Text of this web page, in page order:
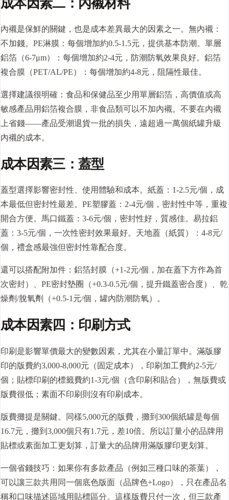
成本因素二：內襯材料
內襯是保鮮的關鍵，也是成本差異最大的因素之一。無內襯：
不加錢。PE淋膜：每個增加約0.5-1.5元，提供基本防潮。單層
鋁箔（6-7μm）：每個增加約2-4元，防潮防氧效果良好。鋁箔
複合膜（PET/AL/PE）：每個增加約4-8元，阻隔性最佳。
選擇建議很明確：食品和保健品至少用單層鋁箔，高價值或高
敏感產品用鋁箔複合膜，非食品類可以不加內襯。不要在內襯
上省錢——產品受潮退貨一批的損失，遠超過一萬個紙罐升級
內襯的成本。
成本因素三：蓋型
蓋型選擇影響密封性、使用體驗和成本。紙蓋：1-2.5元/個，成
本最低但密封性最差。PE塑膠蓋：2-4元/個，密封性中等，重複
開合方便。馬口鐵蓋：3-6元/個，密封性好，質感佳。易拉鋁
蓋：3-5元/個，一次性密封效果最好。天地蓋（紙質）：4-8元/
個，禮盒感最強但密封性靠配合度。
還可以搭配附加件：鋁箔封膜（+1-2元/個，加在蓋下方作為首
次密封）、PE密封墊圈（+0.3-0.5元/個，提升鐵蓋密合度）、乾
燥劑/脫氧劑（+0.5-1元/個，罐內防潮防氧）。
成本因素四：印刷方式
印刷是影響單價最大的變數因素，尤其在小量訂單中。滿版膠
印的版費約3,000-8,000元（固定成本），印刷加工費約2-5元/
個；貼標印刷的標籤費約1-3元/個（含印刷和貼合），無版費或
版費很低；素面不印刷則沒有印刷成本。
版費攤提是關鍵。同樣5,000元的版費，攤到300個紙罐是每個
16.7元，攤到3,000個只有1.7元，差10倍。所以訂量小的品牌用
貼標或素面加工更划算，訂量大的品牌用滿版膠印更划算。
一個省錢技巧：如果你有多款產品（例如三種口味的茶葉），
可以讓三款共用同一個底色版面（品牌色+Logo），只在產品名
稱和口味描述區域用貼標區分。這樣版費只付一次，但三款產